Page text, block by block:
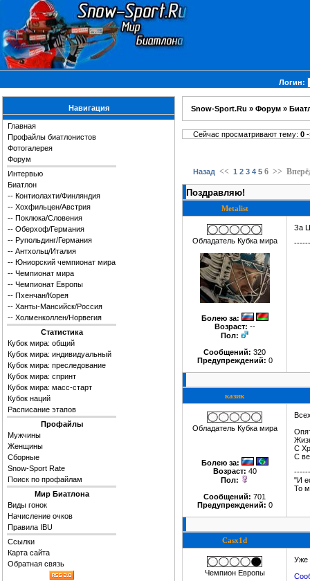
Логин:
Навигация
Главная
Профайлы биатлонистов
Фотогалерея
Форум
Интервью
Биатлон
-- Контиолахти/Финляндия
-- Хохфильцен/Австрия
-- Поклюка/Словения
-- Оберхоф/Германия
-- Рупольдинг/Германия
-- Антхольц/Италия
-- Юниорский чемпионат мира
-- Чемпионат мира
-- Чемпионат Европы
-- Пхенчан/Корея
-- Ханты-Мансийск/Россия
-- Холменколлен/Норвегия
Статистика
Кубок мира: общий
Кубок мира: индивидуальный
Кубок мира: преследование
Кубок мира: спринт
Кубок мира: масс-старт
Кубок наций
Расписание этапов
Профайлы
Мужчины
Женщины
Сборные
Snow-Sport Rate
Поиск по профайлам
Мир Биатлона
Виды гонок
Начисление очков
Правила IBU
Ссылки
Карта сайта
Обратная связь
Snow-Sport.Ru » Форум »
Сейчас просматривают тему: 0
Назад << 1 2 3 4 5 6 >>
Поздравляю!
Metalist
Обладатель Кубка мира
Болею за:
Возраст: --
Пол:
Сообщений: 320
Предупреждений: 0
За
казик
Обладатель Кубка мира
Болею за:
Возраст: 40
Пол:
Сообщений: 701
Предупреждений: 0
С
С
"И
То
Casx1d
Чемпион Европы
Уже